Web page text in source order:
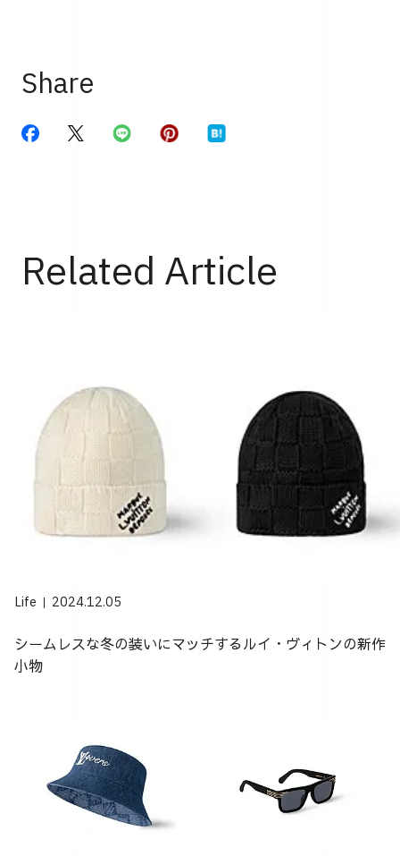
Share
Related Article
Life 2024.12.05
シームレスな冬の装いにマッチするルイ・ヴィトンの新作
小物